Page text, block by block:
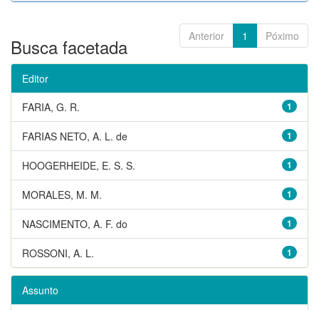
Anterior 1 Póximo
Busca facetada
Editor
1
FARIA, G. R.
1
FARIAS NETO, A. L. de
1
HOOGERHEIDE, E. S. S.
1
MORALES, M. M.
1
NASCIMENTO, A. F. do
1
ROSSONI, A. L.
Assunto